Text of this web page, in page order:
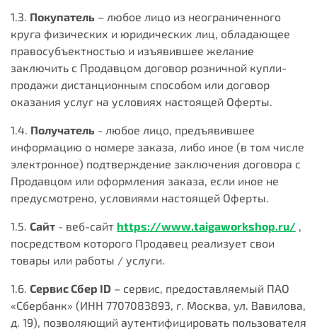
1.3. Покупатель – любое лицо из неограниченного
круга физических и юридических лиц, обладающее
правосубъектностью и изъявившее желание
заключить с Продавцом договор розничной купли-
продажи дистанционным способом или договор
оказания услуг на условиях настоящей Оферты.
1.4. Получатель - любое лицо, предъявившее
информацию о номере заказа, либо иное (в том числе
электронное) подтверждение заключения договора с
Продавцом или оформления заказа, если иное не
предусмотрено, условиями настоящей Оферты.
1.5. Сайт - веб-сайт https://www.taigaworkshop.ru/
посредством которого Продавец реализует свои
товары или работы / услуги.
1.6. Сервис Сбер ID – сервис, предоставляемый ПАО
«Сбербанк» (ИНН 7707083893, г. Москва, ул. Вавилова,
д. 19), позволяющий аутентифицировать пользователя